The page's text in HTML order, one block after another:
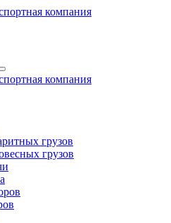
грузов
грузов